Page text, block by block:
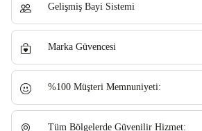
Gelişmiş Bayi Sistemi
Marka Güvencesi
%100 Müşteri Memnuniyeti:
Tüm Bölgelerde Güvenilir Hizmet: